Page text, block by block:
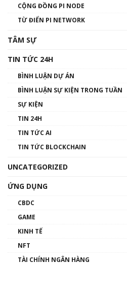
Talkshow 14:
01:29:26
CỘNG ĐỒNG PI NODE
TỪ ĐIỂN PI NETWORK
TÂM SỰ
TIN TỨC 24H
BÌNH LUẬN DỰ ÁN
BÌNH LUẬN SỰ KIỆN TRONG TUẦN
SỰ KIỆN
TIN 24H
TIN TỨC AI
TIN TỨC BLOCKCHAIN
UNCATEGORIZED
ỨNG DỤNG
CBDC
GAME
KINH TẾ
NFT
TÀI CHÍNH NGÂN HÀNG